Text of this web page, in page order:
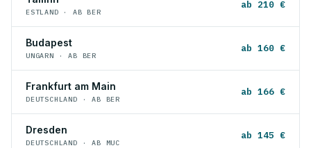
ESTLAND · AB BER
ab 210 €
Budapest
UNGARN · AB BER
ab 160 €
Frankfurt am Main
DEUTSCHLAND · AB BER
ab 166 €
Dresden
DEUTSCHLAND · AB MUC
ab 145 €